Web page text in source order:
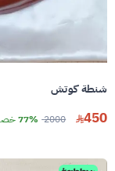
شنطة كوتش
450
2000 77% خصم